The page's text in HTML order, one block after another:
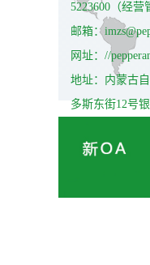
5223600（经营
邮箱：
网址：//
地址：内蒙古
多斯东街12号